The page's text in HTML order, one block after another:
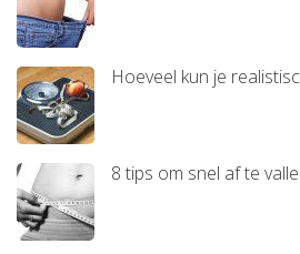
Hoeveel kun je
8 tips om snel af te